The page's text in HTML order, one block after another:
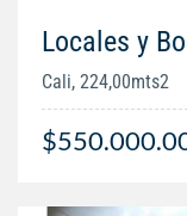
Locales y
Cali, 224,00mts2